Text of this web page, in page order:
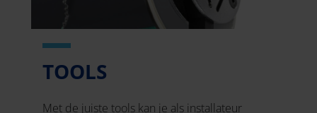
TOOLS
Met de juiste tools kan je als installateur